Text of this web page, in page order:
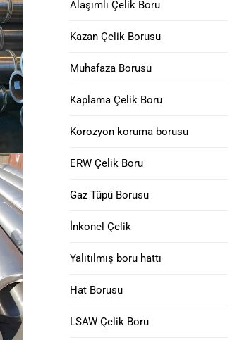
Çelik
718
825 Çelik
800HT
Boru
52 Çelik
Boru
API 5DP Ağır Matkap
Matkap Yaka | Kaygan &
borusu
V150 Muhafaza Borusu
Eksantrik
Boru Bükme : karbon çeliği, alaşımlı
çelik ve paslanmaz çelik
Alaşımlı Çelik Boru
Kazan Çelik Borusu
Muhafaza Borusu
Kaplama Çelik Boru
Korozyon koruma borusu
ERW Çelik Boru
Gaz Tüpü Borusu
İnkonel Çelik
Yalıtılmış boru hattı
Hat Borusu
LSAW Çelik Boru